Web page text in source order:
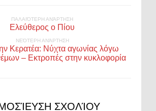
ΠΑΛΑΙΌΤΕΡΗ ΑΝΆΡΤΗΣΗ
Ελεύθερος ο Πίου
ΝΕΌΤΕΡΗ ΑΝΆΡΤΗΣΗ
Κερατέα: Νύχτα αγωνίας λόγω
– Εκτροπές στην κυκλοφορία
ΣΧΟΛΊΟΥ